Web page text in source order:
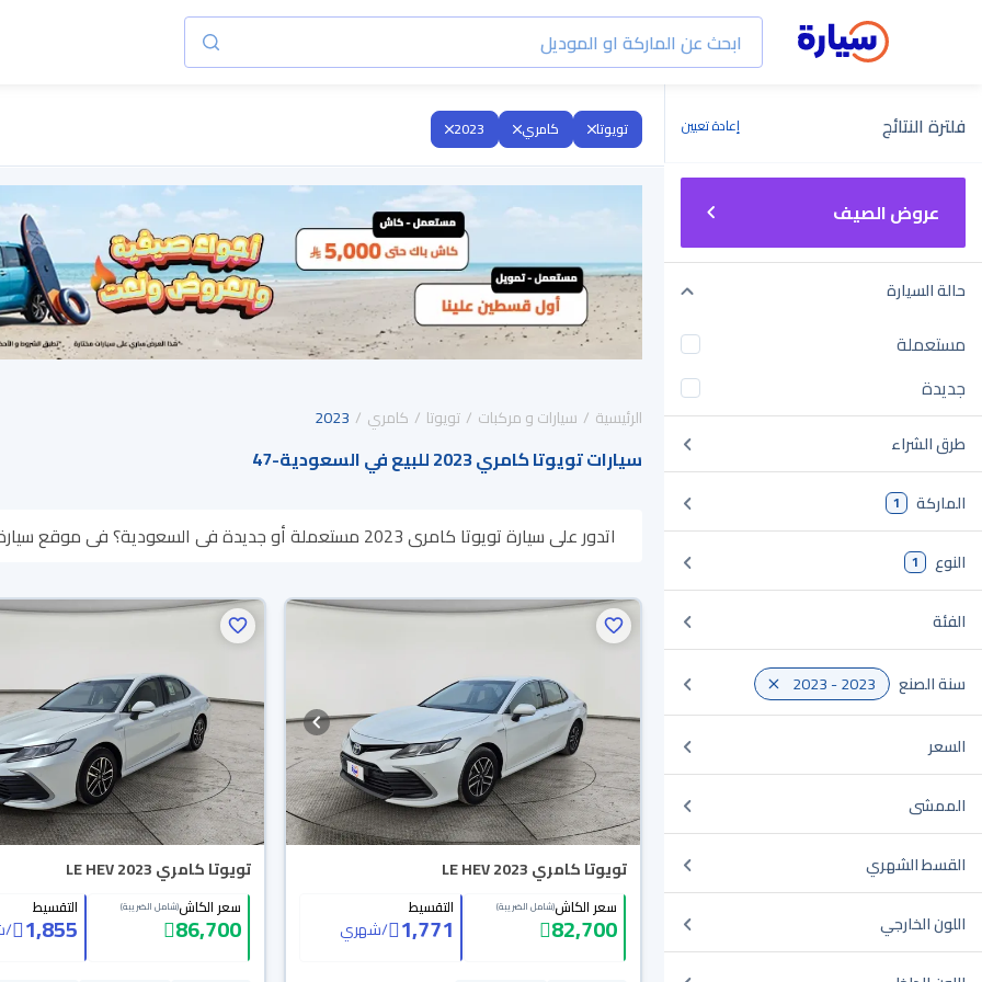
فلترة النتائج إعادة تعيين
عروض الصيف
حالة السيارة
مستعملة
جديدة
طرق الشراء
الماركة 1
النوع 1
الفئة
سنة الصنع 2023 - 2023
السعر
الممشى
القسط الشهري
اللون الخارجي
تويوتا كامري 2023
الرئيسية سيارات و مركبات تويوتا كامري 2023
سيارات تويوتا كامري 2023 للبيع في السعودية -
47
اتدور على سيارة تويوتا كامري 2023 مستعملة أو جديدة في السعودية؟ في موقع سيارة بنوفر لك كل الخيارات، تقدر تتصفح الموديلات وتختار
وبتوصلك لين باب بيتك.
تويوتا كامري LE HEV 2023
سعر الكاش(شامل الضريبة)
82,700
التقسيط
1,771
/شهري
تويوتا كامري LE HEV 2023
سعر الكاش(شامل الضريبة)
86,700
التقسيط
1,855
/